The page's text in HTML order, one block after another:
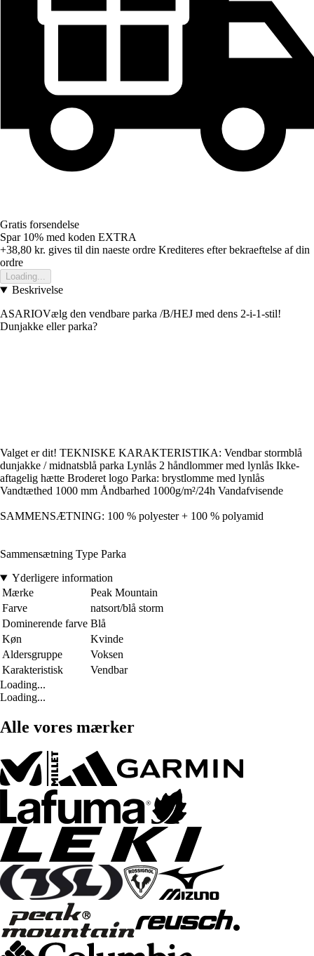
Gratis forsendelse
Spar 10% med koden EXTRA
+38,80 kr. gives til din naeste ordre Krediteres efter bekraeftelse af din
ordre
Loading...
Beskrivelse
ASARIOVælg den vendbare parka /B/HEJ med dens 2-i-1-stil!
Dunjakke eller parka?
Valget er dit! TEKNISKE KARAKTERISTIKA: Vendbar stormblå
dunjakke / midnatsblå parka Lynlås 2 håndlommer med lynlås Ikke-
aftagelig hætte Broderet logo Parka: brystlomme med lynlås
Vandtæthed 1000 mm Åndbarhed 1000g/m²/24h Vandafvisende
SAMMENSÆTNING: 100 % polyester + 100 % polyamid
Sammensætning Type Parka
Yderligere information
Mærke
Peak Mountain
Farve
natsort/blå storm
Dominerende farve Blå
Køn
Kvinde
Aldersgruppe
Voksen
Karakteristisk
Vendbar
Loading...
Loading...
Alle vores mærker